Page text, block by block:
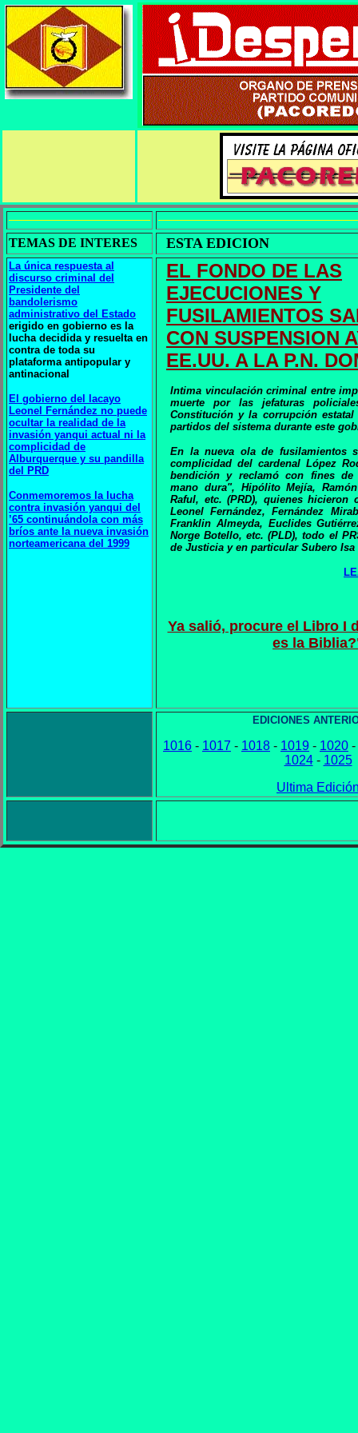
TEMAS DE INTERES ESTA EDICION
La única respuesta al
discurso criminal del
Presidente del
bandolerismo
administrativo del Estado
erigido en gobierno es la
lucha decidida y resuelta en
contra de toda su
plataforma antipopular y
antinacional
El gobierno del lacayo
Leonel Fernández no puede
ocultar la realidad de la
invasión yanqui actual ni la
complicidad de
Alburquerque y su pandilla
del PRD
Conmemoremos la lucha
contra invasión yanqui del
’65 continuándola con más
bríos ante la nueva invasión
norteamericana del 1999
EL FONDO DE LAS
EJECUCIONES Y
FUSILAMIENTOS
CON SUSPENSION
EE.UU. A LA P.N.
Intima vinculación criminal entre
muerte por las jefaturas
Constitución y la corrupción
partidos del sistema durante este
En la nueva ola de fusilamientos
complicidad del cardenal López
bendición y reclamó con fines de
mano dura", Hipólito Mejía,
Raful, etc. (PRD), quienes hicieron
Leonel Fernández, Fernández
Franklin Almeyda, Euclides
Norge Botello, etc. (PLD), todo el
de Justicia y en particular Subero Isa
Ya salió, procure el Libro I
es la
EDICIONES
1016 - 1017 - 1018 - 1019 - 1020 -
1024- 1025
Ultima